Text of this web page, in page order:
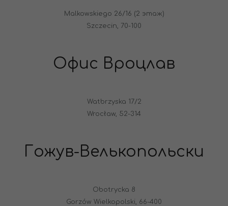
Malkowskiego 26/16 (2 этаж)
Szczecin, 70-100
Офис Вроцлав
Watbrzyska 17/2
Wrocław, 52-314
Гожув-Велькопольски
Obotrycka 8
Gorzów Wielkopolski, 66-400